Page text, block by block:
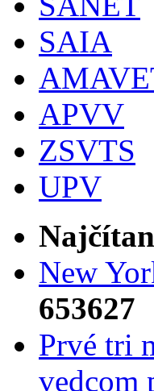
SAIA
APVV
ZSVTS
UPV
New
653627
Prvé tri
vedcom